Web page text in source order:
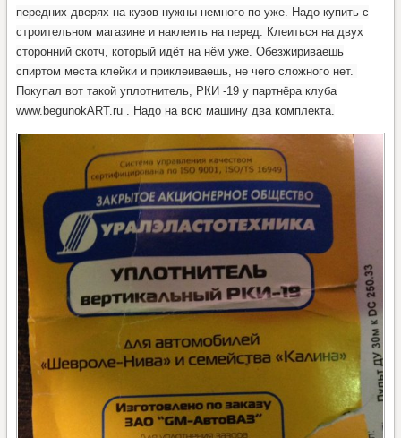
передних дверях на кузов нужны немного по уже. Надо купить с
строительном магазине и наклеить на перед. Клеиться на двух
сторонний скотч, который идёт на нём уже. Обезжириваешь
спиртом места клейки и приклеиваешь, не чего сложного нет.
Покупал вот такой уплотнитель,
РКИ -19 у партнёра клуба
www.begunokART.ru . Надо на всю машину два комплекта.